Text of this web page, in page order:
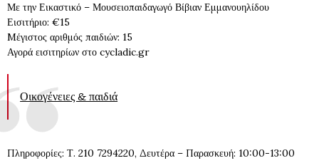
Με την Εικαστικό – Μουσειοπαιδαγωγό Βίβιαν Εμμανουηλίδου
Εισιτήριο: €15
Mέγιστος αριθμός παιδιών: 15
Αγορά εισιτηρίων στο cycladic.gr
Οικογένειες & παιδιά
Πληροφορίες: Τ. 210 7294220, Δευτέρα – Παρασκευή: 10:00-13:00